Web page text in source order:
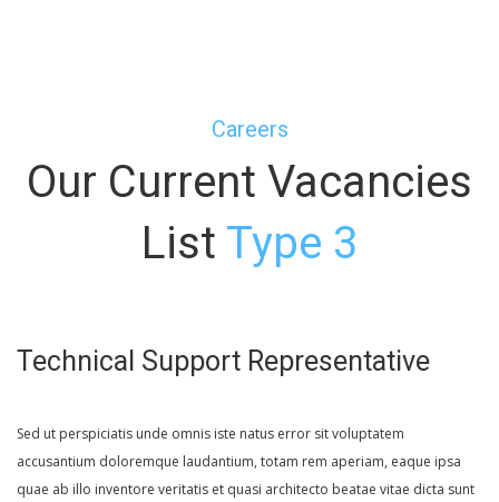
Careers
Our Current Vacancies
List Type 3
Technical Support Representative
Sed ut perspiciatis unde omnis iste natus error sit voluptatem
accusantium doloremque laudantium, totam rem aperiam, eaque ipsa
quae ab illo inventore veritatis et quasi architecto beatae vitae dicta sunt